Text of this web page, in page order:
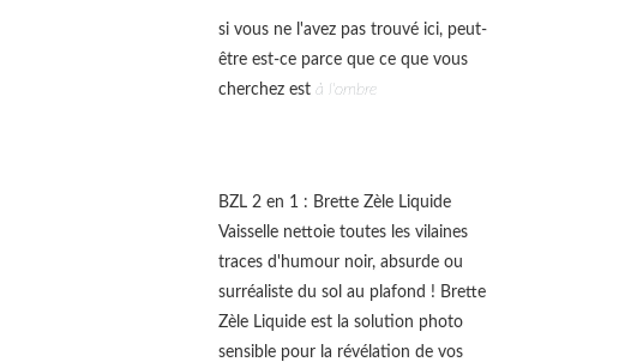
si vous ne l'avez pas trouvé ici, peut-
être est-ce parce que ce que vous
cherchez està l'ombre
BZL 2 en 1 : Brette Zèle Liquide
Vaisselle nettoie toutes les vilaines
traces d'humour noir, absurde ou
surréaliste du sol au plafond ! Brette
Zèle Liquide est la solution photo
sensible pour la révélation de vos